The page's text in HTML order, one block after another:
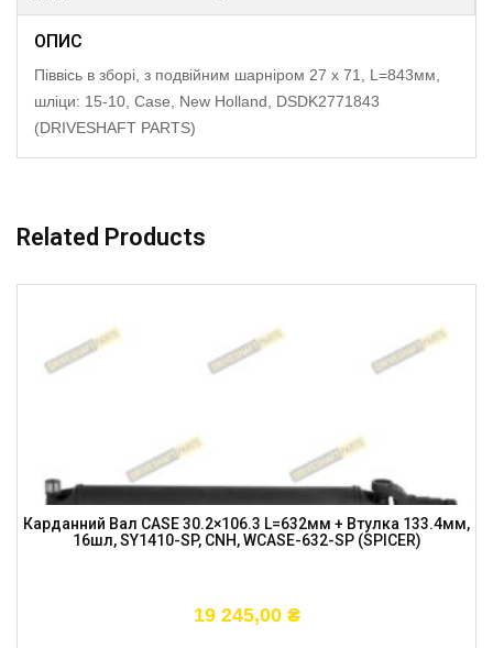
ОПИС
Піввісь в зборі, з подвійним шарніром 27 x 71, L=843мм,
шліци: 15-10, Case, New Holland, DSDK2771843
(DRIVESHAFT PARTS)
Related Products
Карданний Вал CASE 30.2×106.3 L=632мм + Втулка 133.4мм,
16шл, SY1410-SP, CNH, WCASE-632-SP (SPICER)
19 245,00 ₴